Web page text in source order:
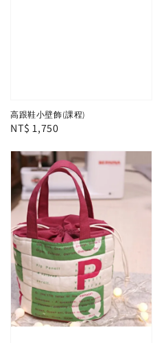
高跟鞋小壁飾(課程)
Regular
NT$ 1,750